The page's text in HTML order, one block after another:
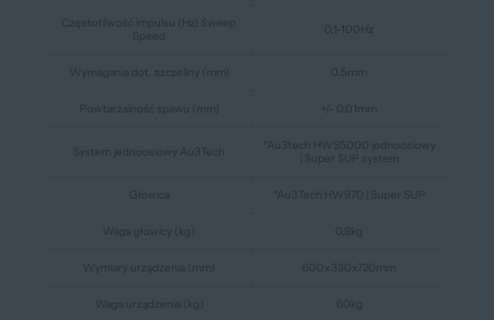
Częstotliwość impulsu (Hz) Sweep
0,1-100Hz
Wymagania dot. szczeliny (mm)
Powtarzalność spawu (mm) +/- 0.01mm
System jednoosiowy Au3Tech
*Au3tech HWS5000 jednoosiowy
| Super SUP system
Głowica *Au3Tech HW970 | Super SUP
Waga głowicy (kg)
Wymiary urządzenia (mm) 600x330x720mm
Waga urządzenia (kg)